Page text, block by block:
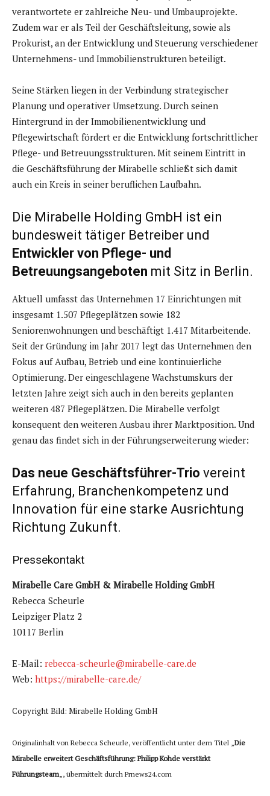
verantwortete er zahlreiche Neu- und Umbauprojekte.
Zudem war er als Teil der Geschäftsleitung, sowie als
Prokurist, an der Entwicklung und Steuerung verschiedener
Unternehmens- und Immobilienstrukturen beteiligt.
Seine Stärken liegen in der Verbindung strategischer
Planung und operativer Umsetzung. Durch seinen
Hintergrund in der Immobilienentwicklung und
Pflegewirtschaft fördert er die Entwicklung fortschrittlicher
Pflege- und Betreuungsstrukturen. Mit seinem Eintritt in
die Geschäftsführung der Mirabelle schließt sich damit
auch ein Kreis in seiner beruflichen Laufbahn.
Die Mirabelle Holding GmbH ist ein
bundesweit tätiger Betreiber und
Entwickler von Pflege- und
Betreuungsangeboten mit Sitz in Berlin.
Aktuell umfasst das Unternehmen 17 Einrichtungen mit
insgesamt 1.507 Pflegeplätzen sowie 182
Seniorenwohnungen und beschäftigt 1.417 Mitarbeitende.
Seit der Gründung im Jahr 2017 legt das Unternehmen den
Fokus auf Aufbau, Betrieb und eine kontinuierliche
Optimierung. Der eingeschlagene Wachstumskurs der
letzten Jahre zeigt sich auch in den bereits geplanten
weiteren 487 Pflegeplätzen. Die Mirabelle verfolgt
konsequent den weiteren Ausbau ihrer Marktposition. Und
genau das findet sich in der Führungserweiterung wieder:
Das neue Geschäftsführer-Trio vereint
Erfahrung, Branchenkompetenz und
Innovation für eine starke Ausrichtung
Richtung Zukunft.
Pressekontakt
Mirabelle Care GmbH & Mirabelle Holding GmbH
Rebecca Scheurle
Leipziger Platz 2
10117 Berlin
E-Mail: rebecca-scheurle@mirabelle-care.de
Web: https://mirabelle-care.de/
Copyright Bild: Mirabelle Holding GmbH
Originalinhalt von Rebecca Scheurle, veröffentlicht unter dem Titel „ Die
Mirabelle erweitert Geschäftsführung: Philipp Kohde verstärkt
Führungsteam „, übermittelt durch Prnews24.com